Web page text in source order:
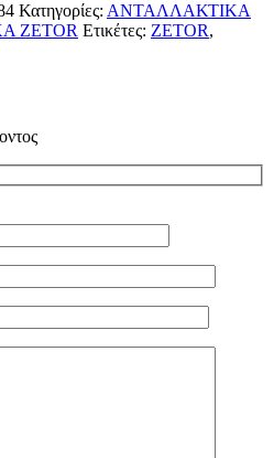
Κατηγορίες: ΑΝΤΑΛΛΑΚΤΙΚΑ
ZETOR Ετικέτες: ZETOR,